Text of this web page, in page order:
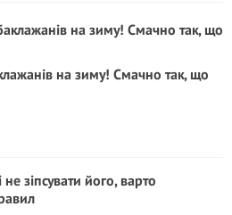
на зиму! Смачно так, що